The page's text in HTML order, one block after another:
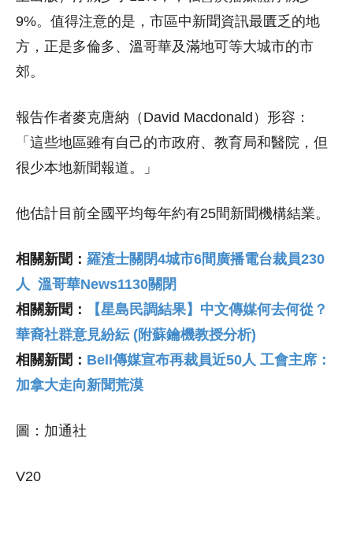
9%。值得注意的是，市區中新聞資訊最匱乏的地
方，正是多倫多、溫哥華及滿地可等大城市的市
郊。
報告作者麥克唐納（David Macdonald）形容：
「這些地區雖有自己的市政府、教育局和醫院，但
很少本地新聞報道。」
他估計目前全國平均每年約有25間新聞機構結業。
相關新聞： 羅渣士關閉4城市6間廣播電台裁員230
人 溫哥華News1130關閉
相關新聞：
【星島民調結果】中文傳媒何去何從？
華裔社群意見紛紜 (附蘇鑰機教授分析)
相關新聞： Bell傳媒宣布再裁員近50人 工會主席：
加拿大走向新聞荒漠
圖：加通社
V20